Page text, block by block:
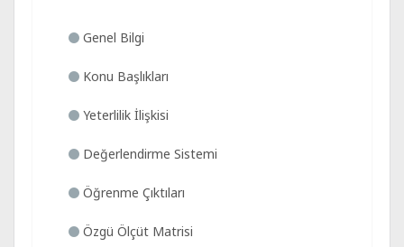
Genel Bilgi
Konu Başlıkları
Yeterlilik İlişkisi
Değerlendirme Sistemi
Öğrenme Çıktıları
Özgü Ölçüt Matrisi